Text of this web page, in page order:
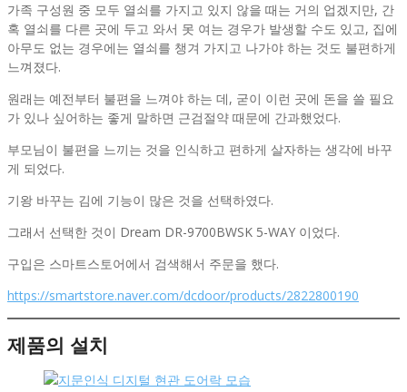
가족 구성원 중 모두 열쇠를 가지고 있지 않을 때는 거의 업겠지만, 간
혹 열쇠를 다른 곳에 두고 와서 못 여는 경우가 발생할 수도 있고, 집에
아무도 없는 경우에는 열쇠를 챙겨 가지고 나가야 하는 것도 불편하게
느껴졌다.
원래는 예전부터 불편을 느껴야 하는 데, 굳이 이런 곳에 돈을 쓸 필요
가 있나 싶어하는 좋게 말하면 근검절약 때문에 간과했었다.
부모님이 불편을 느끼는 것을 인식하고 편하게 살자하는 생각에 바꾸
게 되었다.
기왕 바꾸는 김에 기능이 많은 것을 선택하였다.
그래서 선택한 것이 Dream DR-9700BWSK 5-WAY 이었다.
구입은 스마트스토어에서 검색해서 주문을 했다.
https://smartstore.naver.com/dcdoor/products/2822800190
제품의 설치